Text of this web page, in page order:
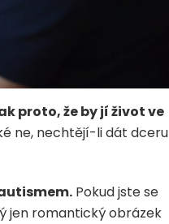
proto, že by jí život ve
ne, nechtějí-li dát dceru
autismem. Pokud jste se
jen romantický obrázek